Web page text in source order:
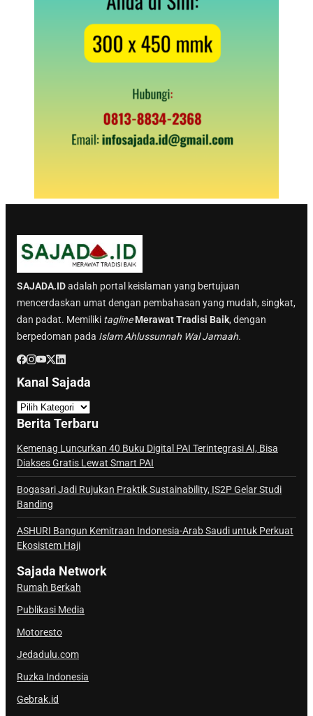
SAJADA.IDadalah portal keislaman yang bertujuan
mencerdaskan umat dengan pembahasan yang mudah, singkat,
dan padat. Memiliki tagline Merawat Tradisi Baik, dengan
berpedoman pada Islam Ahlussunnah Wal Jamaah.
Kanal Sajada
a
n
a
l
a
j
a
d
a
Berita Terbaru
Kemenag Luncurkan 40 Buku Digital PAI Terintegrasi AI, Bisa
Diakses Gratis Lewat Smart PAI
Bogasari Jadi Rujukan Praktik Sustainability, IS2P Gelar Studi
Banding
ASHURI Bangun Kemitraan Indonesia-Arab Saudi untuk Perkuat
Ekosistem Haji
Sajada Network
Rumah Berkah
Publikasi Media
Motoresto
Jedadulu.com
Ruzka Indonesia
Gebrak.id